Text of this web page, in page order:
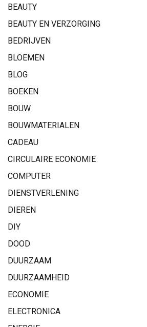
BEAUTY
BEAUTY EN VERZORGING
BEDRIJVEN
BLOEMEN
BLOG
BOEKEN
BOUW
BOUWMATERIALEN
CADEAU
CIRCULAIRE ECONOMIE
COMPUTER
DIENSTVERLENING
DIEREN
DIY
DOOD
DUURZAAM
DUURZAAMHEID
ECONOMIE
ELECTRONICA